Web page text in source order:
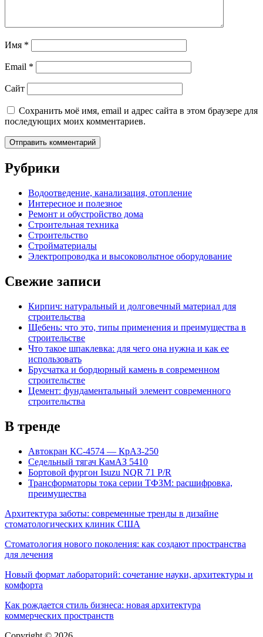
Имя *
Email *
Сайт
Сохранить моё имя, email и адрес сайта в этом браузере для
последующих моих комментариев.
Рубрики
Водоотведение, канализация, отопление
Интересное и полезное
Ремонт и обустройство дома
Строительная техника
Строительство
Стройматериалы
Электропроводка и высоковольтное оборудование
Свежие записи
Кирпич: натуральный и долговечный материал для
строительства
Щебень: что это, типы применения и преимущества в
строительстве
Что такое шпаклевка: для чего она нужна и как ее
использовать
Брусчатка и бордюрный камень в современном
строительстве
Цемент: фундаментальный элемент современного
строительства
В тренде
Автокран КС-4574 — КрАЗ-250
Седельный тягач КамАЗ 5410
Бортовой фургон Isuzu NQR 71 P/R
Трансформаторы тока серии ТФЗМ: расшифровка,
преимущества
Архитектура заботы: современные тренды в дизайне
стоматологических клиник США
Стоматология нового поколения: как создают пространства
для лечения
Новый формат лабораторий: сочетание науки, архитектуры и
комфорта
Как рождается стиль бизнеса: новая архитектура
коммерческих пространств